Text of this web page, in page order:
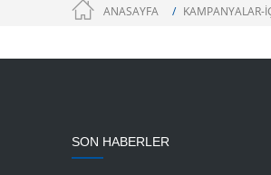
ANASAYFA KAMPANYALAR-
SON HABERLER